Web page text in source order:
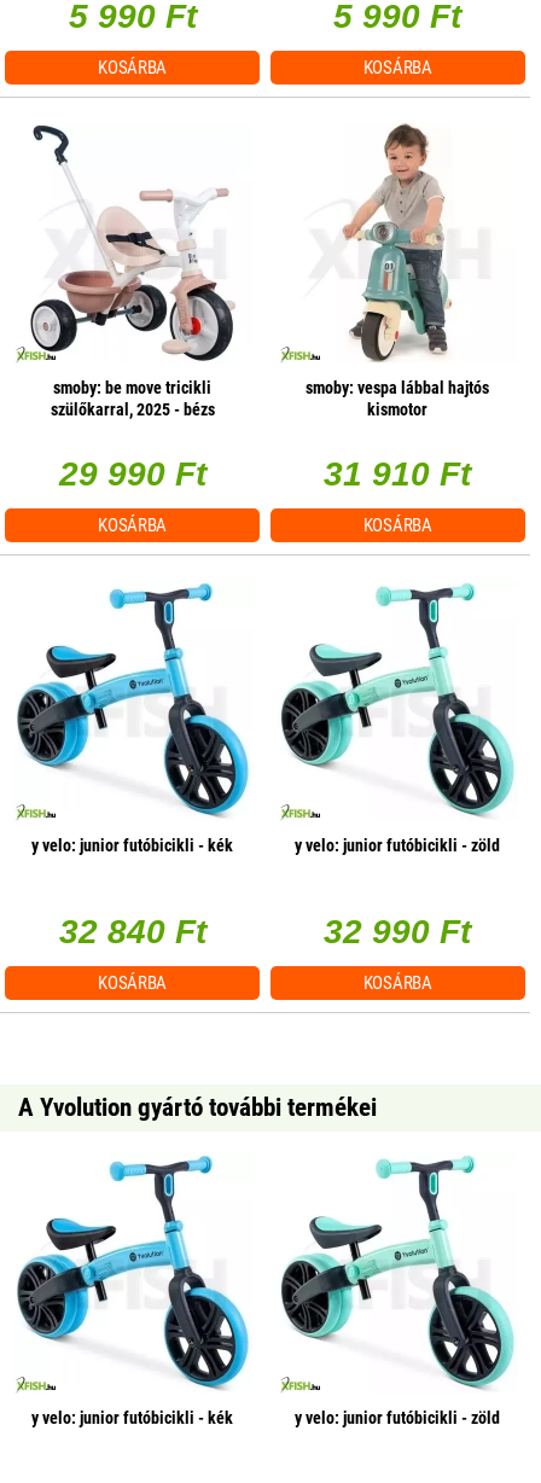
5 990 Ft
KOSÁRBA
5 990 Ft
KOSÁRBA
smoby: be move tricikli
szülőkarral, 2025 - bézs
29 990 Ft
KOSÁRBA
smoby: vespa lábbal hajtós
kismotor
31 910 Ft
KOSÁRBA
y velo: junior futóbicikli - kék
32 840 Ft
KOSÁRBA
y velo: junior futóbicikli - zöld
32 990 Ft
KOSÁRBA
A Yvolution gyártó további termékei
y velo: junior futóbicikli - kék y velo: junior futóbicikli - zöld